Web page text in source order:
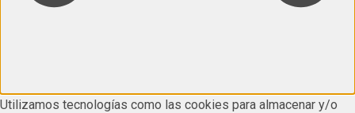
Utilizamos tecnologías como las cookies para almacenar y/o